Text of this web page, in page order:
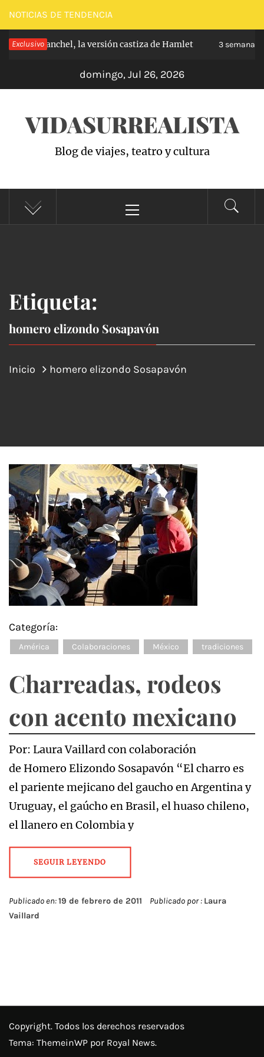
Saltar
al
contenido
NOTICIAS DE TENDENCIA
Exclusivo
de Carabanchel, la versión castiza de Hamlet 3 semanas
domingo, Jul 26, 2026
VIDASURREALISTA
Blog de viajes, teatro y cultura
principal
Etiqueta:
homero elizondo Sosapavón
Inicio homero elizondo Sosapavón
Categoría:
América Colaboraciones México tradiciones
Charreadas, rodeos
con acento mexicano
Por: Laura Vaillard con colaboración
de Homero Elizondo Sosapavón “El charro es
el pariente mejicano del gaucho en Argentina y
Uruguay, el gaúcho en Brasil, el huaso chileno,
el llanero en Colombia y
SEGUIR LEYENDO
Publicado en:19 de febrero de 2011 Publicado por : Laura
Vaillard
Copyright. Todos los derechos reservados
Tema: ThemeinWP por Royal News.